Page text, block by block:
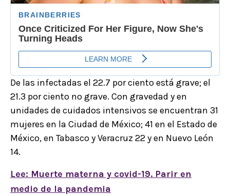
De las infectadas el 22.7 por ciento está grave; el
21.3 por ciento no grave. Con gravedad y en
unidades de cuidados intensivos se encuentran 31
mujeres en la Ciudad de México; 41 en el Estado de
México, en Tabasco y Veracruz 22 y en Nuevo León
14.
Lee: Muerte materna y covid-19. Parir en
medio de la pandemia